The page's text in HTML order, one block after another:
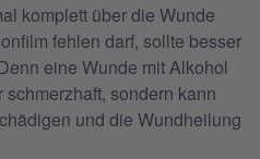
komplett über die Wunde
fehlen darf, sollte besser
eine Wunde mit Alkohol
sondern kann
und die Wundheilung